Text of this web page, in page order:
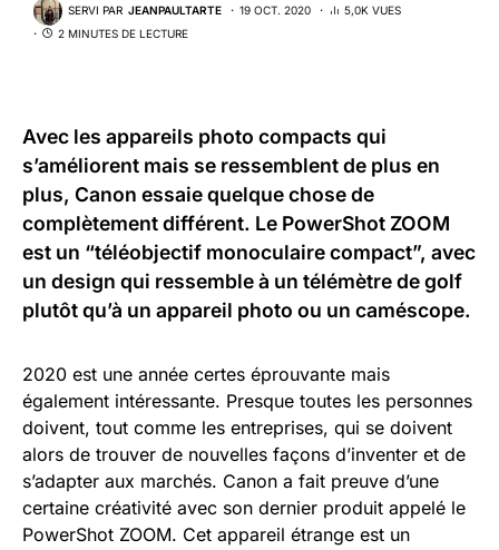
SERVI PAR JEANPAULTARTE 19 OCT. 2020
5,0K VUES
2 MINUTES DE LECTURE
Avec les appareils photo compacts qui
s’améliorent mais se ressemblent de plus en
plus, Canon essaie quelque chose de
complètement différent. Le PowerShot ZOOM
est un “téléobjectif monoculaire compact”, avec
un design qui ressemble à un télémètre de golf
plutôt qu’à un appareil photo ou un caméscope.
2020 est une année certes éprouvante mais
également intéressante. Presque toutes les personnes
doivent, tout comme les entreprises, qui se doivent
alors de trouver de nouvelles façons d’inventer et de
s’adapter aux marchés. Canon a fait preuve d’une
certaine créativité avec son dernier produit appelé le
PowerShot ZOOM. Cet appareil étrange est un